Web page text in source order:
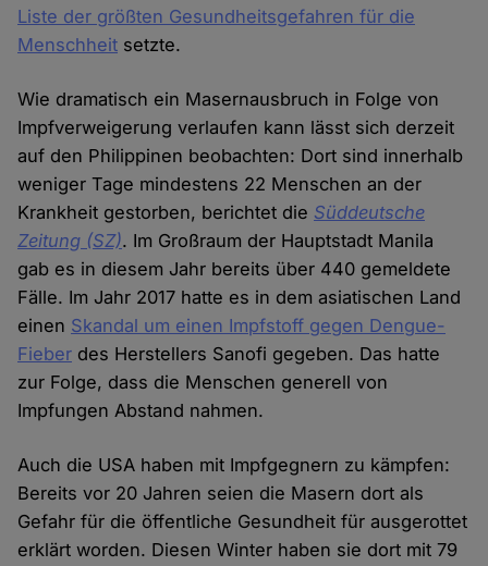
Liste der größten Gesundheitsgefahren für die
Menschheit setzte.
Wie dramatisch ein Masernausbruch in Folge von
Impfverweigerung verlaufen kann lässt sich derzeit
auf den Philippinen beobachten: Dort sind innerhalb
weniger Tage mindestens 22 Menschen an der
Krankheit gestorben, berichtet die Süddeutsche
Zeitung (SZ). Im Großraum der Hauptstadt Manila
gab es in diesem Jahr bereits über 440 gemeldete
Fälle. Im Jahr 2017 hatte es in dem asiatischen Land
einen Skandal um einen Impfstoff gegen Dengue-
Fieber des Herstellers Sanofi gegeben. Das hatte
zur Folge, dass die Menschen generell von
Impfungen Abstand nahmen.
Auch die USA haben mit Impfgegnern zu kämpfen:
Bereits vor 20 Jahren seien die Masern dort als
Gefahr für die öffentliche Gesundheit für ausgerottet
erklärt worden. Diesen Winter haben sie dort mit 79